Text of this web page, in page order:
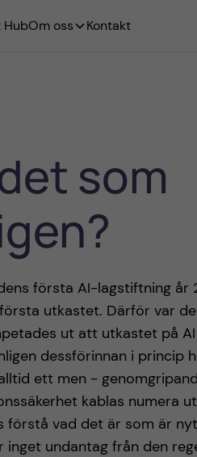
HubOm oss Kontakt
som
första AI-lagstiftning år
utkastet. Därför var
ut att utkastet på
dessförinnan i princip
ett men -
kablas numera
förstå vad det är som är
undantag från den